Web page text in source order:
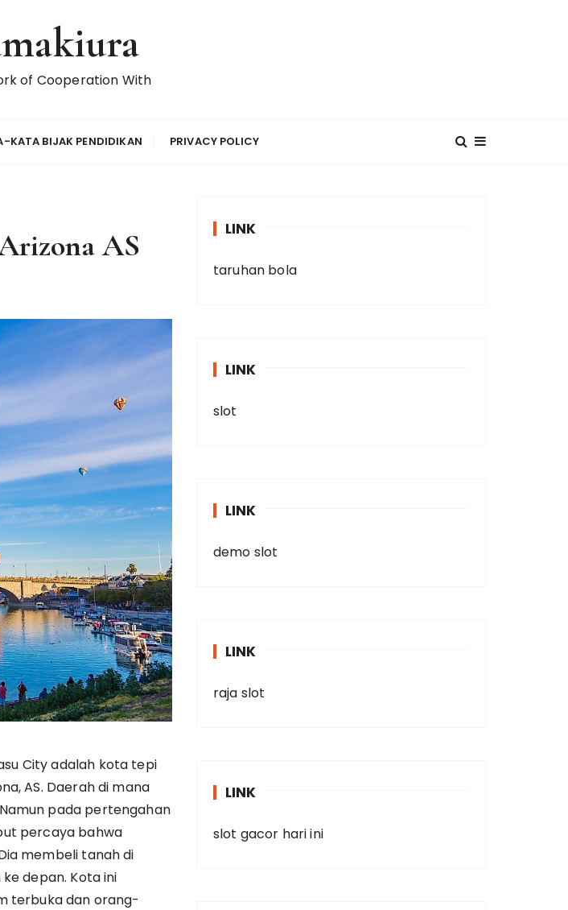
of Cooperation With
KATA BIJAK PENDIDIKAN PRIVACY POLICY
AS
City adalah kota tepi
AS. Daerah di mana
pada pertengahan
percaya bahwa
membeli tanah di
depan. Kota ini
terbuka dan orang-
LINK
taruhan bola
LINK
slot
LINK
demo slot
LINK
raja slot
LINK
slot gacor hari ini